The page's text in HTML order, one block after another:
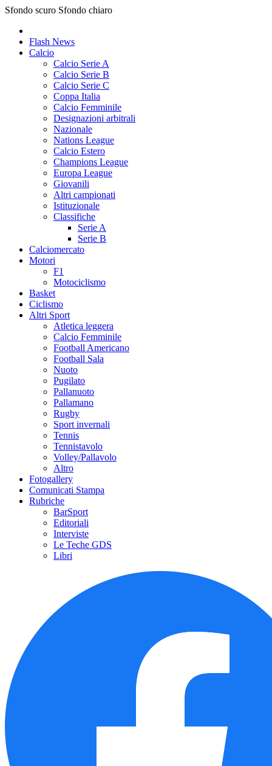
Sfondo scuro Sfondo chiaro
Flash News
Calcio
Calcio Serie A
Calcio Serie B
Calcio Serie C
Coppa Italia
Calcio Femminile
Designazioni arbitrali
Nazionale
Nations League
Calcio Estero
Champions League
Europa League
Giovanili
Altri campionati
Istituzionale
Classifiche
Serie A
Serie B
Calciomercato
Motori
F1
Motociclismo
Basket
Ciclismo
Altri Sport
Atletica leggera
Calcio Femminile
Football Americano
Football Sala
Nuoto
Pugilato
Pallanuoto
Pallamano
Rugby
Sport invernali
Tennis
Tennistavolo
Volley/Pallavolo
Altro
Fotogallery
Comunicati Stampa
Rubriche
BarSport
Editoriali
Interviste
Le Teche GDS
Libri